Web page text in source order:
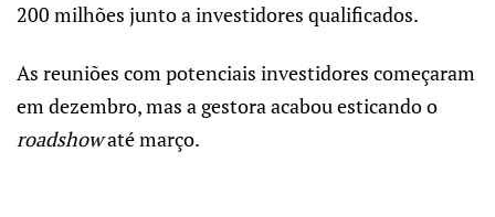
200 milhões junto a investidores qualificados.
As reuniões com potenciais investidores começaram
em dezembro, mas a gestora acabou esticando o
roadshowaté março.